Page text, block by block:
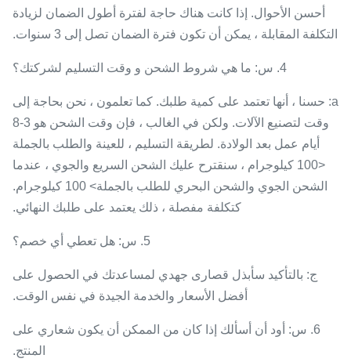
أحسن الأحوال. إذا كانت هناك حاجة لفترة أطول الضمان لزيادة
التكلفة المقابلة ، يمكن أن تكون فترة الضمان تصل إلى 3 سنوات.
4. س: ما هي شروط الشحن و وقت التسليم لشركتك؟
a: حسنا ، أنها تعتمد على كمية طلبك. كما تعلمون ، نحن بحاجة إلى
وقت لتصنيع الآلات. ولكن في الغالب ، فإن وقت الشحن هو 3-8
أيام عمل بعد الولادة. لطريقة التسليم ، للعينة والطلب بالجملة
<100 كيلوجرام ، سنقترح عليك الشحن السريع والجوي ، عندما
الشحن الجوي والشحن البحري للطلب بالجملة> 100 كيلوجرام.
كتكلفة مفصلة ، ذلك يعتمد على طلبك النهائي.
5. س: هل تعطي أي خصم؟
ج: بالتأكيد سأبذل قصارى جهدي لمساعدتك في الحصول على
أفضل الأسعار والخدمة الجيدة في نفس الوقت.
6. س: أود أن أسألك إذا كان من الممكن أن يكون شعاري على
المنتج.